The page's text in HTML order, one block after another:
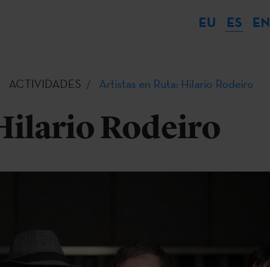
EU ES EN
ACTIVIDADES Artistas en Ruta: Hilario Rodeiro
Rodeiro